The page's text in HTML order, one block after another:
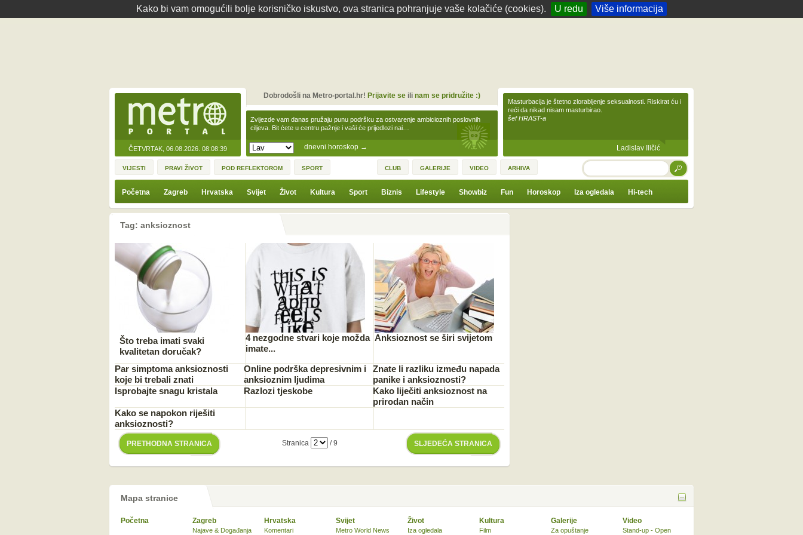
Kako bi vam omogućili bolje korisničko iskustvo, ova stranica pohranjuje vaše kolačiće (cookies). U redu Više informacija
ČETVRTAK, 06.08.2026. 08:08:39 dnevni horoskop →
Zvijezde vam danas pružaju punu podršku za ostvarenje ambicioznih poslovnih
ciljeva. Bit ćete u centru pažnje i vaši će prijedlozi nai…
Dobrodošli na Metro-portal.hr! Prijavite seili nam se pridružite :)
Masturbacija je štetno zlorabljenje seksualnosti. Riskirat ću i
reći da nikad nisam masturbirao.
šef HRAST-a
Ladislav Iličić
VIJESTI PRAVI ŽIVOT POD REFLEKTOROM SPORT CLUB GALERIJE VIDEO ARHIVA TRAŽI
Početna Zagreb Hrvatska Svijet Život Kultura Sport Biznis Lifestyle Showbiz Fun Horoskop Iza ogledala Hi-tech
Tag: anksioznost
Što treba imati svaki
kvalitetan doručak?
4 nezgodne stvari koje možda
imate...
Anksioznost se širi svijetom
Par simptoma anksioznosti
koje bi trebali znati
Online podrška depresivnim i
anksioznim ljudima
Znate li razliku između napada
panike i anksioznosti?
Isprobajte snagu kristala
Razlozi tjeskobe
Kako liječiti anksioznost na
prirodan način
Kako se napokon riješiti
anksioznosti?
PRETHODNA STRANICA SLJEDEĆA STRANICA
Stranica / 9
Mapa stranice
Početna Zagreb
Najave & Događanja
Hrvatska
Komentari
Svijet
Metro World News
Život
Iza ogledala
Kultura
Film
Galerije
Za opuštanje
Video
Stand-up - Open